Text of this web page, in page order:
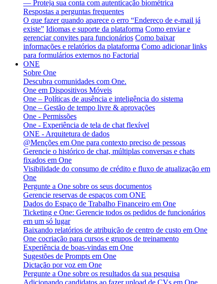
— Proteja sua conta com autenticação biométrica
Respostas a perguntas frequentes
O que fazer quando aparece o erro “Endereço de e-mail já
existe” Idiomas e suporte da plataforma Como enviar e
gerenciar convites para funcionários Como baixar
informações e relatórios da plataforma Como adicionar links
para formulários externos no Factorial
ONE
Sobre One
Descubra comunidades com One.
One em Dispositivos Móveis
One – Políticas de ausência e inteligência do sistema
One – Gestão de tempo livre & aprovações
One - Permissões
One - Experiência de tela de chat flexível
ONE - Arquitetura de dados
@Menções em One para contexto preciso de pessoas
Gerencie o histórico de chat, múltiplas conversas e chats
fixados em One
Visibilidade do consumo de crédito e fluxo de atualização em
One
Pergunte a One sobre os seus documentos
Gerencie reservas de espaços com ONE
Dados do Espaço de Trabalho Financeiro em One
Ticketing e One: Gerencie todos os pedidos de funcionários
em um só lugar
Baixando relatórios de atribuição de centro de custo em One
One cocriação para cursos e grupos de treinamento
Experiência de boas-vindas em One
Sugestões de Prompts em One
Dictação por voz em One
Pergunte a One sobre os resultados da sua pesquisa
Adicionando candidatos ao fazer upload de CVs em One